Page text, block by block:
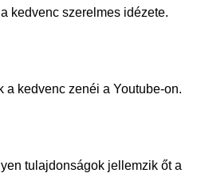
kedvenc szerelmes idézete.
a kedvenc zenéi a Youtube-on.
tulajdonságok jellemzik őt a